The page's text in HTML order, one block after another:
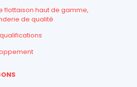
flottaison haut de gamme,
de qualité